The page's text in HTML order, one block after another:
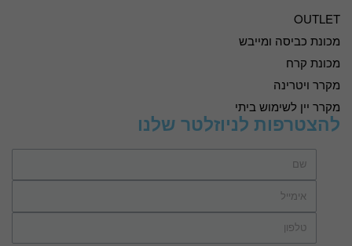
OUTLET
מכונת כביסה ומייבש
מכונת קרח
מקרר ויטרינה
מקרר יין לשימוש ביתי
להצטרפות לניוזלטר שלנו